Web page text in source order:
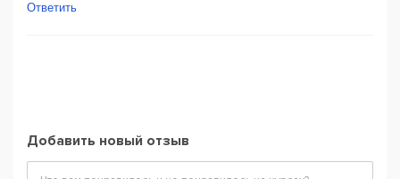
Ответить
Добавить новый отзыв